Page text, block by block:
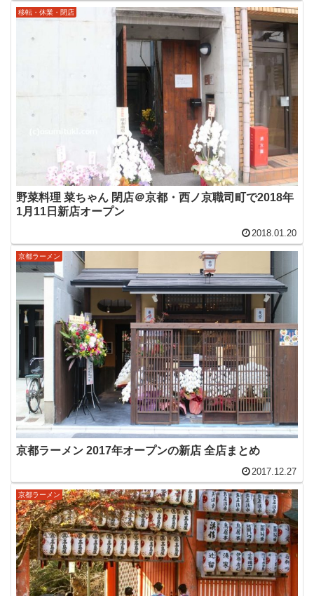
移転・休業・閉店
野菜料理 菜ちゃん 閉店＠京都・西ノ京職司町で2018年
1月11日新店オープン
2018.01.20
京都ラーメン
京都ラーメン 2017年オープンの新店 全店まとめ
2017.12.27
京都ラーメン